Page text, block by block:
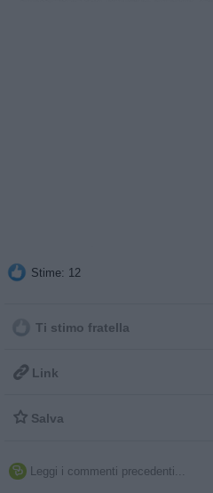
Stime: 12
Ti stimo fratella
 Link
 Salva
 Leggi i commenti precedenti...